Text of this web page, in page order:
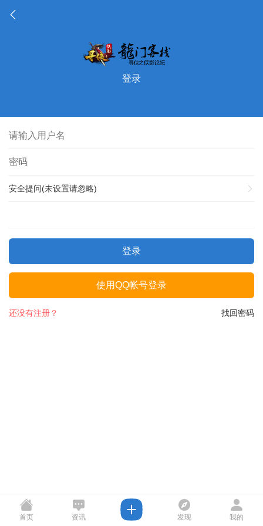
登录
安全提问(未设置请忽略)
登录
使用QQ帐号登录
找回密码
还没有注册？
首页 资讯 发现 我的